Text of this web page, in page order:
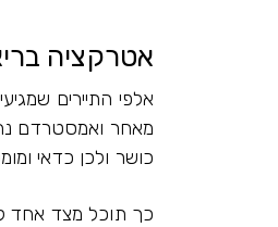
אטרקציה
אלפי התיירים
מאחר ואמסטרדם
כושר ולכן כדאי
כך תוכל מצד אחד